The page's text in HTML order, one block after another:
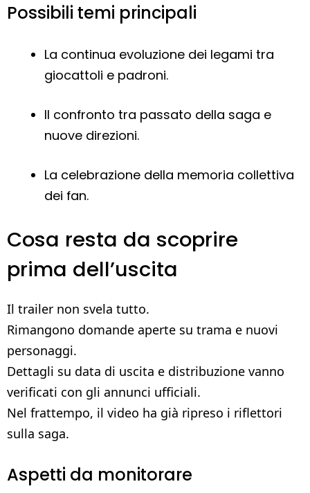
Possibili temi principali
La continua evoluzione dei legami tra
giocattoli e padroni.
Il confronto tra passato della saga e
nuove direzioni.
La celebrazione della memoria collettiva
dei fan.
Cosa resta da scoprire
prima dell’uscita
Il trailer non svela tutto.
Rimangono domande aperte su trama e nuovi
personaggi.
Dettagli su data di uscita e distribuzione vanno
verificati con gli annunci ufficiali.
Nel frattempo, il video ha già ripreso i riflettori
sulla saga.
Aspetti da monitorare